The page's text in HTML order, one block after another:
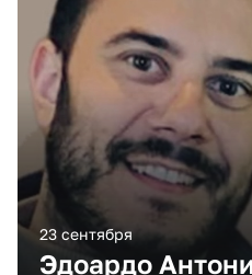
23 сентября
Эдоардо